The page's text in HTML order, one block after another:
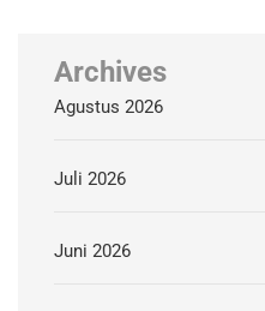
Archives
Agustus 2026
Juli 2026
Juni 2026